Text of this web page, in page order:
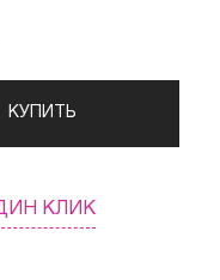
КУПИТЬ
КЛИК